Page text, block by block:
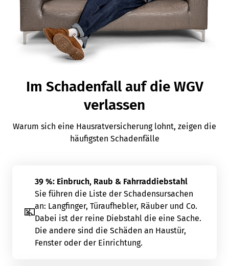
Im Schadenfall auf die WGV
verlassen
Warum sich eine Hausratversicherung lohnt, zeigen die
häufigsten Schadenfälle
39 %: Einbruch, Raub & Fahrraddiebstahl
Sie führen die Liste der Schadensursachen
an: Langfinger, Türaufhebler, Räuber und Co.
Dabei ist der reine Diebstahl die eine Sache.
Die andere sind die Schäden an Haustür,
Fenster oder der Einrichtung.